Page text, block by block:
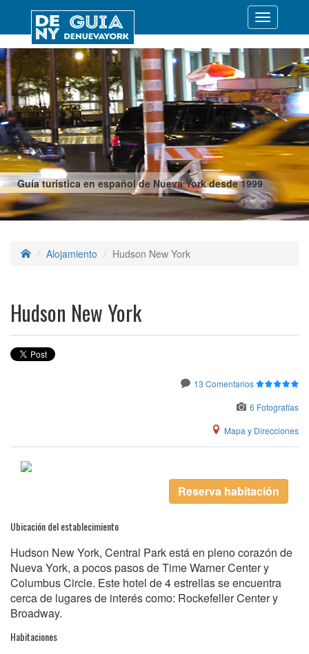
Guía turística en español de Nueva York desde 1999
Desplegar
Alojamiento Hudson New York
Hudson New York
13 Comentarios
6 Fotografías
Mapa y Direcciones
Reserva habitación
Ubicación del establecimiento
Hudson New York, Central Park está en pleno corazón de
Nueva York, a pocos pasos de Time Warner Center y
Columbus Circle. Este hotel de 4 estrellas se encuentra
cerca de lugares de interés como: Rockefeller Center y
Broadway.
Habitaciones